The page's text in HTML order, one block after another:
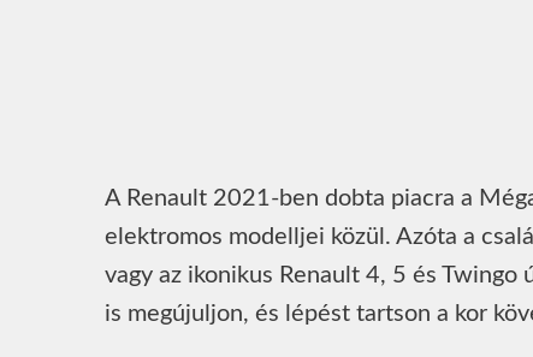
A Renault 2021-ben dobta piacra a
elektromos modelljei közül. Azóta a
vagy az ikonikus Renault 4, 5 és
is megújuljon, és lépést tartson a kor